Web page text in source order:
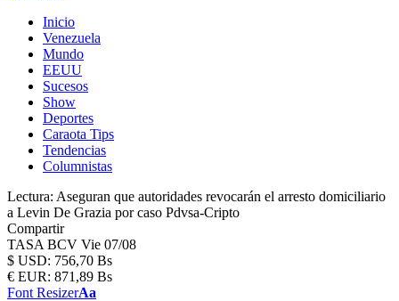
Inicio
Venezuela
Mundo
EEUU
Sucesos
Show
Deportes
Caraota Tips
Tendencias
Columnistas
Lectura: Aseguran que autoridades revocarán el arresto domiciliario
a Levin De Grazia por caso Pdvsa-Cripto
Compartir
TASA BCV Vie 07/08
$ USD: 756,70 Bs
€ EUR: 871,89 Bs
Font ResizerAa